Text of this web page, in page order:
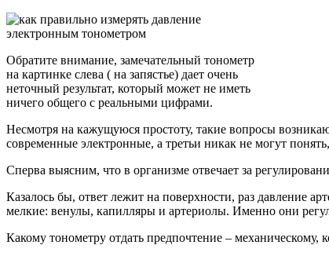
Обратите внимание, замечательный тонометр
на картинке слева ( на запястье) дает очень
неточный результат, который может не иметь
ничего общего с реальными цифрами.
Несмотря на кажущуюся простоту, такие вопросы
современные электронные, а третьи никак не могут
Сперва выясним, что в организме отвечает за
Казалось бы, ответ лежит на поверхности, раз давление
мелкие: венулы, капилляры и артериолы. Именно они
Какому тонометру отдать предпочтение – механическому,